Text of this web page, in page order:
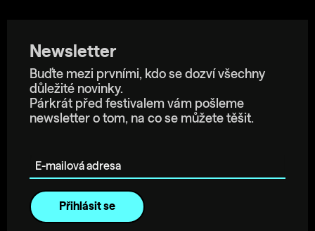
Newsletter
Buďte mezi prvními, kdo se dozví všechny
důležité novinky.
Párkrát před festivalem vám pošleme
newsletter o tom, na co se můžete těšit.